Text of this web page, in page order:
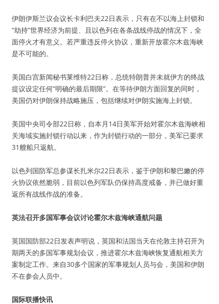
伊朗伊斯兰议会议长卡利巴夫22日表示，只有在不以海上封锁和
“劫持”世界经济为前提、且以色列在各条战线停战的情况下，全
面停火才有意义。若严重违反停火协议，重新开放霍尔木兹海峡
是不可能的。
美国白宫新闻秘书莱维特22日称，总统特朗普并未就伊方的终战
提议设定任何“明确的最后期限”。在等待伊朗方面回复的同时，
美国仍对伊朗保持战略施压，包括继续对伊朗实施海上封锁。
美国中央司令部22日称，自本月14日美军开始对霍尔木兹海峡相
关海域实施封锁行动以来，作为封锁行动的一部分，美军已要求
31艘船只返航。
以色列国防军总参谋长扎米尔22日表示，鉴于伊朗和黎巴嫩的停
火协议依然脆弱，目前以色列军队仍保持高度戒备，并已做好重
返所有战线作战的准备。
英法召开多国军事会议讨论霍尔木兹海峡通航问题
英国国防部22日发表声明说，英国和法国当天在伦敦主持召开为
期两天的多国军事规划会议，推进霍尔木兹海峡恢复通航相关方
案制定工作。来自30多个国家的军事规划人员与会，美国和伊朗
不在参会人员中。
国际联播快讯